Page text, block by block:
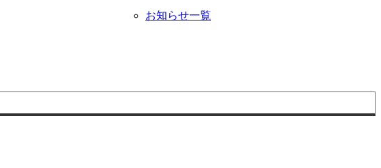
お知らせ一覧